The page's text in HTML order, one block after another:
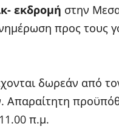
εκδρομή στην
προς τους
δωρεάν από
Απαραίτητη
π.μ.